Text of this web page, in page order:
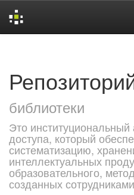
библиотеки
Это институциональный
доступа, который
систематизацию,
интеллектуальных
образовательного,
созданных